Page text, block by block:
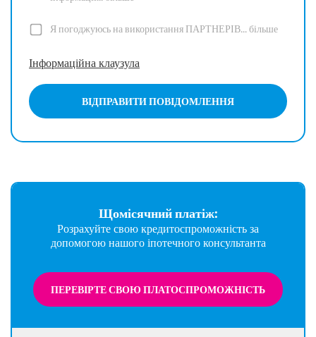
Я погоджуюсь на використання ПАРТНЕРІВ...більше
Інформаційна клаузула
ВІДПРАВИТИ ПОВІДОМЛЕННЯ
Щомісячний платіж:
Розрахуйте свою кредитоспроможність за
допомогою нашого іпотечного консультанта
ПЕРЕВІРТЕ СВОЮ ПЛАТОСПРОМОЖНІСТЬ